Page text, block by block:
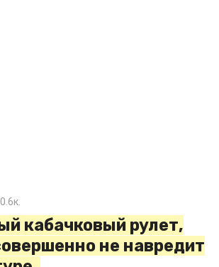
кабачковый рулет,
не навредит